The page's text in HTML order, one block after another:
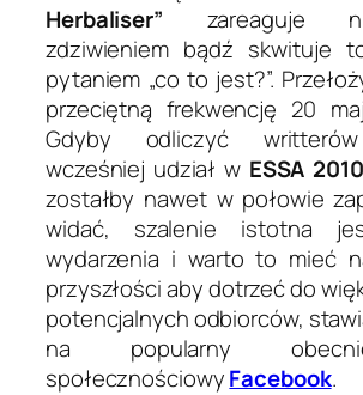
Herbaliser” zareaguje
zdziwieniem bądź skwituje
pytaniem „co to jest?”.
przeciętną frekwencję 20
Gdyby odliczyć
wcześniej udział w ESSA 2010
zostałby nawet w połowie
widać, szalenie istotna
wydarzenia i warto to mieć
przyszłości aby dotrzeć do
potencjalnych odbiorców,
na popularny
społecznościowyFacebook.